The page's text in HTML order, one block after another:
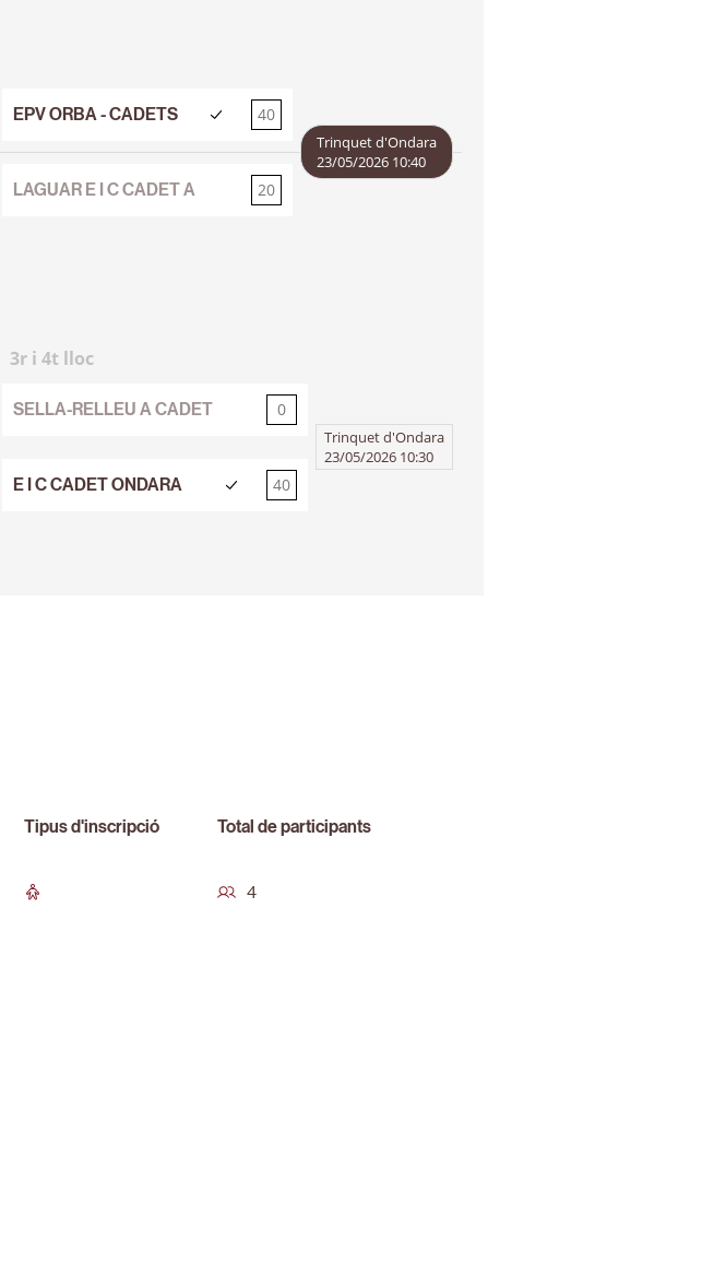
EPV ORBA - CADETS
40
20
LAGUAR E I C CADET A
20
40
Trinquet d'Ondara
23/05/2026 10:40
3r i 4t lloc
SELLA-RELLEU A CADET
0
40
E I C CADET ONDARA
40
0
Trinquet d'Ondara
23/05/2026 10:30
Tipus d'inscripció Total de participants
4